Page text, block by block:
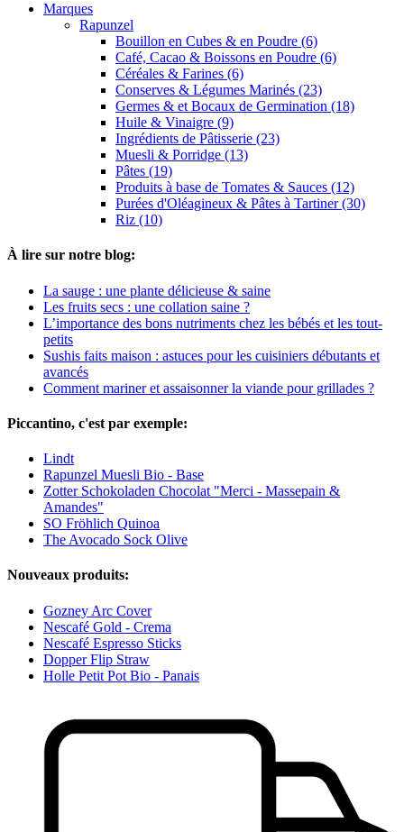
Marques
Rapunzel
Bouillon en Cubes & en Poudre (6)
Café, Cacao & Boissons en Poudre (6)
Céréales & Farines (6)
Conserves & Légumes Marinés (23)
Germes & et Bocaux de Germination (18)
Huile & Vinaigre (9)
Ingrédients de Pâtisserie (23)
Muesli & Porridge (13)
Pâtes (19)
Produits à base de Tomates & Sauces (12)
Purées d'Oléagineux & Pâtes à Tartiner (30)
Riz (10)
À lire sur notre blog:
La sauge : une plante délicieuse & saine
Les fruits secs : une collation saine ?
L’importance des bons nutriments chez les bébés et les tout-
petits
Sushis faits maison : astuces pour les cuisiniers débutants et
avancés
Comment mariner et assaisonner la viande pour grillades ?
Piccantino, c'est par exemple:
Lindt
Rapunzel Muesli Bio - Base
Zotter Schokoladen Chocolat "Merci - Massepain &
Amandes"
SO Fröhlich Quinoa
The Avocado Sock Olive
Nouveaux produits:
Gozney Arc Cover
Nescafé Gold - Crema
Nescafé Espresso Sticks
Dopper Flip Straw
Holle Petit Pot Bio - Panais